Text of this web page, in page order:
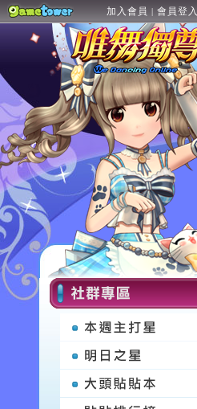
加入會員 | 會員登入